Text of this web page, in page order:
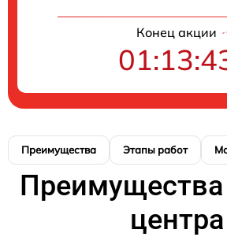
Конец акции
Преимущества Этапы работ
Преимущества
центра